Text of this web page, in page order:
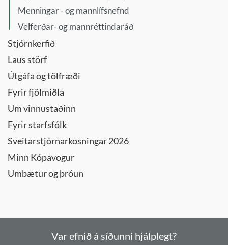
Menningar - og mannlífsnefnd
Velferðar- og mannréttindaráð
Stjórnkerfið
Laus störf
Útgáfa og tölfræði
Fyrir fjölmiðla
Um vinnustaðinn
Fyrir starfsfólk
Sveitarstjórnarkosningar 2026
Minn Kópavogur
Umbætur og þróun
Var efnið á síðunni hjálplegt?